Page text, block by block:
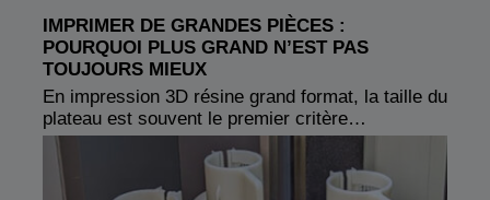
IMPRIMER DE GRANDES PIÈCES :
POURQUOI PLUS GRAND N’EST PAS
TOUJOURS MIEUX
En impression 3D résine grand format, la taille du
plateau est souvent le premier critère…